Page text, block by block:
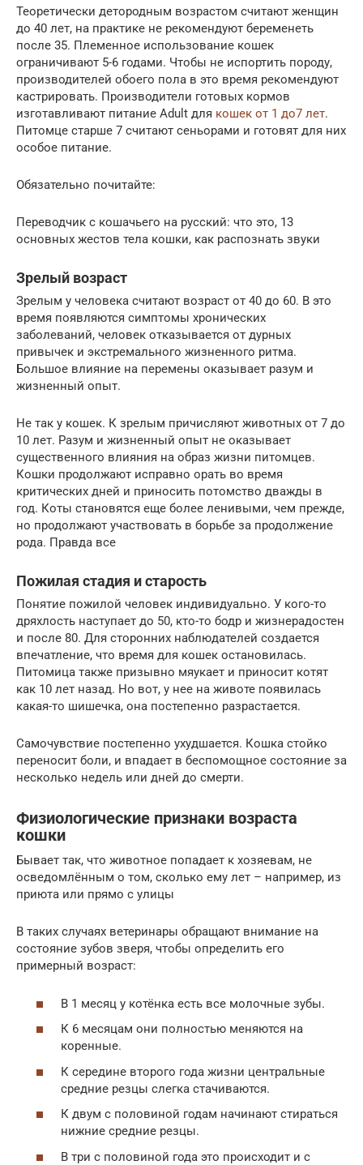
Теоретически детородным возрастом считают женщин
до 40 лет, на практике не рекомендуют беременеть
после 35. Племенное использование кошек
ограничивают 5-6 годами. Чтобы не испортить породу,
производителей обоего пола в это время рекомендуют
кастрировать. Производители готовых кормов
изготавливают питание Adult для кошек от 1 до7 лет.
Питомце старше 7 считают сеньорами и готовят для них
особое питание.
Обязательно почитайте:
Переводчик с кошачьего на русский: что это, 13
основных жестов тела кошки, как распознать звуки
Зрелый возраст
Зрелым у человека считают возраст от 40 до 60. В это
время появляются симптомы хронических
заболеваний, человек отказывается от дурных
привычек и экстремального жизненного ритма.
Большое влияние на перемены оказывает разум и
жизненный опыт.
Не так у кошек. К зрелым причисляют животных от 7 до
10 лет. Разум и жизненный опыт не оказывает
существенного влияния на образ жизни питомцев.
Кошки продолжают исправно орать во время
критических дней и приносить потомство дважды в
год. Коты становятся еще более ленивыми, чем прежде,
но продолжают участвовать в борьбе за продолжение
рода. Правда все
Пожилая стадия и старость
Понятие пожилой человек индивидуально. У кого-то
дряхлость наступает до 50, кто-то бодр и жизнерадостен
и после 80. Для сторонних наблюдателей создается
впечатление, что время для кошек остановилась.
Питомица также призывно мяукает и приносит котят
как 10 лет назад. Но вот, у нее на животе появилась
какая-то шишечка, она постепенно разрастается.
Самочувствие постепенно ухудшается. Кошка стойко
переносит боли, и впадает в беспомощное состояние за
несколько недель или дней до смерти.
Физиологические признаки возраста
кошки
Бывает так, что животное попадает к хозяевам, не
осведомлённым о том, сколько ему лет – например, из
приюта или прямо с улицы
В таких случаях ветеринары обращают внимание на
состояние зубов зверя, чтобы определить его
примерный возраст:
В 1 месяц у котёнка есть все молочные зубы.
К 6 месяцам они полностью меняются на
коренные.
К середине второго года жизни центральные
средние резцы слегка стачиваются.
К двум с половиной годам начинают стираться
нижние средние резцы.
В три с половиной года это происходит и с